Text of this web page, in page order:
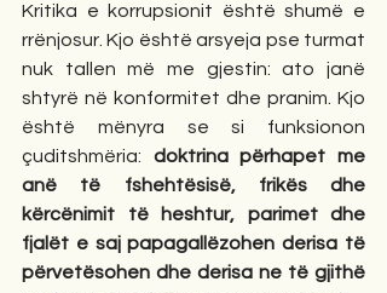
Kritika e korrupsionit është shumë e
rrënjosur. Kjo është arsyeja pse turmat
nuk tallen më me gjestin: ato janë
shtyrë në konformitet dhe pranim. Kjo
është mënyra se si funksionon
çuditshmëria: doktrina përhapet me
anë të fshehtësisë, frikës dhe
kërcënimit të heshtur, parimet dhe
fjalët e saj papagallëzohen derisa të
përvetësohen dhe derisa ne të gjithë